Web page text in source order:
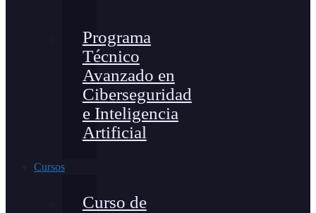
Programa
Técnico
Avanzado en
Ciberseguridad
e Inteligencia
Artificial
Cursos
Curso de